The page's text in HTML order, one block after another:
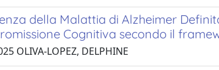
della Malattia di Alzheimer
Cognitiva secondo il
OLIVA-LOPEZ, DELPHINE